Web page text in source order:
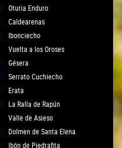
Oturia Enduro
Caldearenas
Ibonciecho
Vuelta a los Oroses
Gésera
Serrato Cuchiecho
Erata
La Ralla de Rapún
Valle de Asieso
Dolmen de Santa Elena
Ibón de Piedrafita